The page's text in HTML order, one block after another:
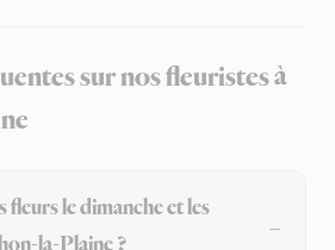
sur nos fleuristes à
le dimanche et les